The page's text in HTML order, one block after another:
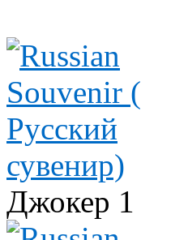
Джокер 1